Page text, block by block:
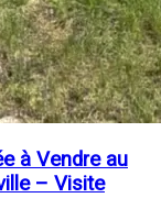
à Vendre au
– Visite